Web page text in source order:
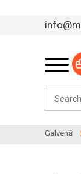
Galvenā